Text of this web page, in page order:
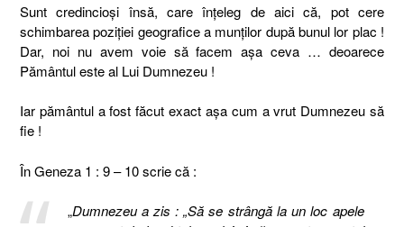
Sunt credincioși însă, care înțeleg de aici că, pot cere
schimbarea poziției geografice a munților după bunul lor plac !
Dar, noi nu avem voie să facem așa ceva … deoarece
Pământul este al Lui Dumnezeu !
Iar pământul a fost făcut exact așa cum a vrut Dumnezeu să
fie !
În Geneza 1 : 9 – 10 scrie că :
„Dumnezeu a zis : „Să se strângă la un loc apele